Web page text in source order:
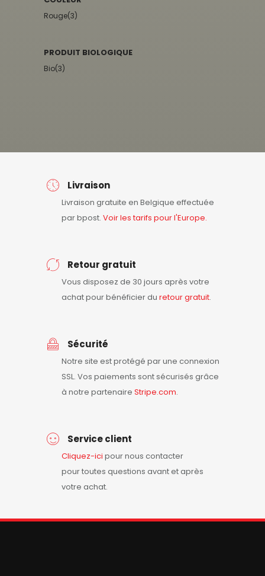
Rouge(3)
PRODUIT BIOLOGIQUE
Bio(3)
Livraison
Livraison gratuite en Belgique effectuée
par bpost. Voir les tarifs pour l'Europe.
Retour gratuit
Vous disposez de 30 jours après votre
achat pour bénéficier du retourgratuit.
Sécurité
Notre site est protégé par une connexion
SSL. Vos paiements sont sécurisés grâce
à notre partenaire Stripe.com.
Service client
Cliquez-ici pour nous contacter
pour toutes questions avant et après
votre achat.